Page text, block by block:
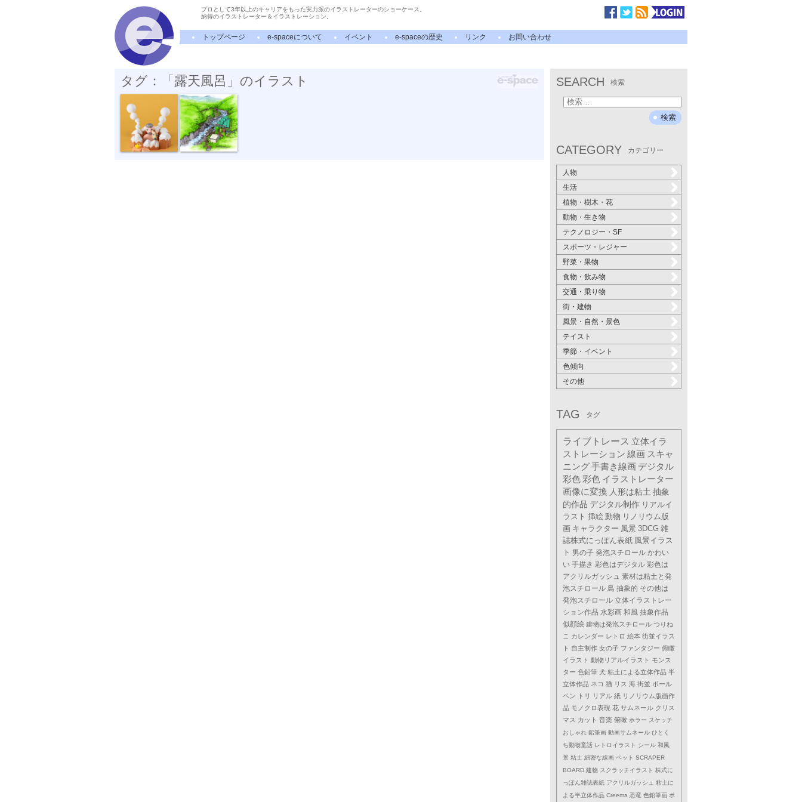
プロとして3年以上のキャリアをもった実力派のイラストレーターのショーケース。
納得のイラストレーター＆イラストレーション。
トップページ e-spaceについて イベント e-spaceの歴史 リンク お問い合わせ
タグ：「露天風呂」のイラスト
温泉を楽しむ 箱根 堂ヶ島... SEARCH 検索
CATEGORY カテゴリー
人物
生活
植物・樹木・花
動物・生き物
テクノロジー・SF
スポーツ・レジャー
野菜・果物
食物・飲み物
交通・乗り物
街・建物
風景・自然・景色
テイスト
季節・イベント
色傾向
その他
TAG タグ
ライブトレース 立体イラ
ストレーション 線画 スキャ
ニング手書き線画 デジタル
彩色彩色 イラストレーター
画像に変換 人形は粘土 抽象
的作品 デジタル制作 リアルイ
ラスト 挿絵 動物 リノリウム版
画 キャラクター 風景 3DCG 雑
誌株式にっぽん表紙 風景イラス
ト 男の子 発泡スチロール かわい
い 手描き 彩色はデジタル 彩色は
アクリルガッシュ 素材は粘土と発
泡スチロール 鳥 抽象的 その他は
発泡スチロール 立体イラストレー
ション作品 水彩画 和風 抽象作品
似顔絵 建物は発泡スチロール つりね
こ カレンダー レトロ 絵本 街並イラス
ト 自主制作 女の子 ファンタジー 俯瞰
イラスト 動物リアルイラスト モンス
ター 色鉛筆 犬 粘土による立体作品 半
立体作品 ネコ 猫 リス 海 街並 ボール
ペン
トリ リアル 紙 リノリウム版画作
品 モノクロ表現 花 サムネール クリス
マス カット 音楽 俯瞰 ホラー スケッチ
おしゃれ 鉛筆画 動画サムネール ひとく
ち動物童話 レトロイラスト シール 和風
景 粘土 細密な線画 ペット SCRAPER
BOARD 建物 スクラッチイラスト 株式に
っぽん雑誌表紙 アクリルガッシュ 粘土に
よる半立体作品 Creema 恐竜 色鉛筆画 ポ